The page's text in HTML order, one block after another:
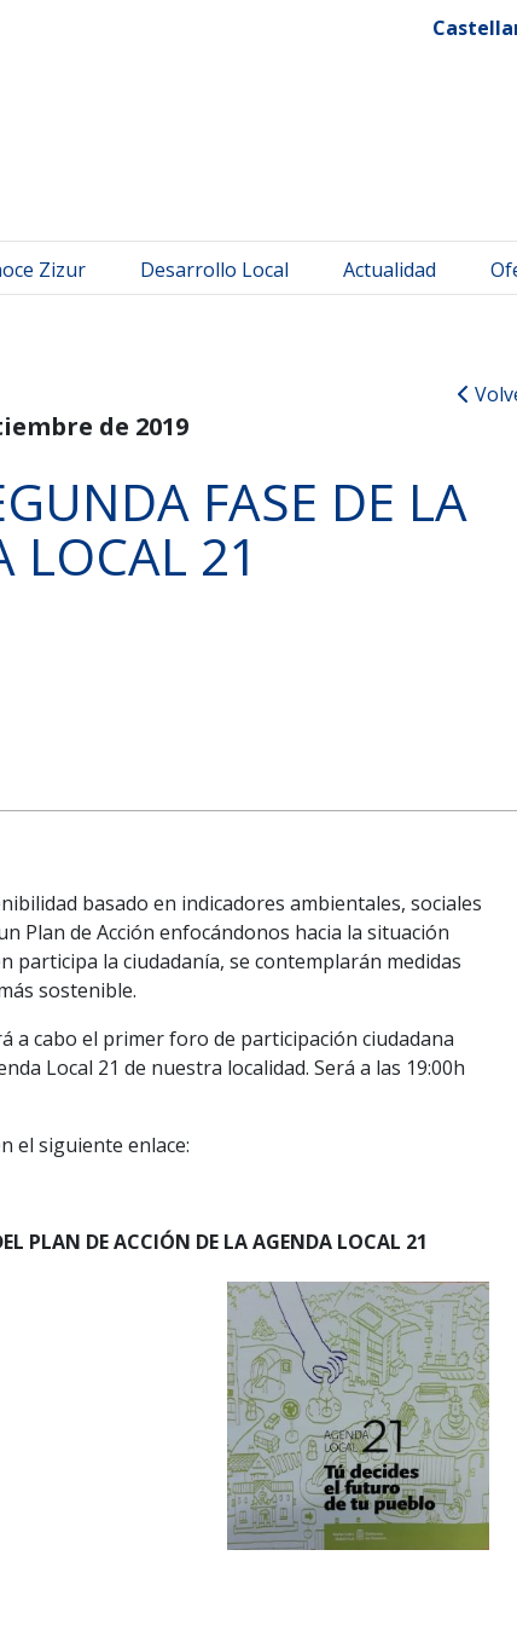
Zizur Desarrollo Local Actualidad
de 2019
FASE DE LA
LOCAL 21
basado en indicadores ambientales, sociales
Plan de Acción enfocándonos hacia la situación
participa la ciudadanía, se contemplarán medidas
sostenible.
a cabo el primer foro de participación ciudadana
Local 21 de nuestra localidad. Será a las 19:00h
el siguiente enlace:
PLAN DE ACCIÓN DE LA AGENDA LOCAL 21